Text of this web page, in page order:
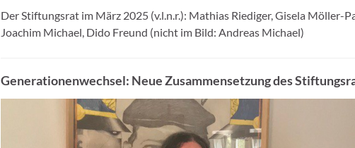
Der Stiftungsrat im März 2025 (v.l.n.r.): Mathias Riediger, Gisela Möller-
Joachim Michael, Dido Freund (nicht im Bild: Andreas Michael)
Generationenwechsel: Neue Zusammensetzung des